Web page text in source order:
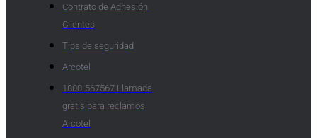
Contrato de Adhesión
Clientes
Tips de seguridad
Arcotel
1800-567567 Llamada
gratis para reclamos
Arcotel